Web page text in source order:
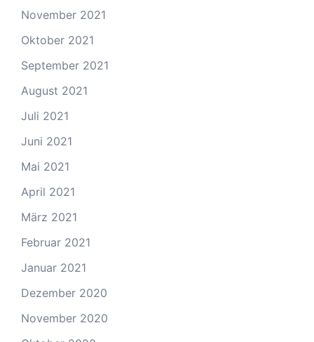
November 2021
Oktober 2021
September 2021
August 2021
Juli 2021
Juni 2021
Mai 2021
April 2021
März 2021
Februar 2021
Januar 2021
Dezember 2020
November 2020